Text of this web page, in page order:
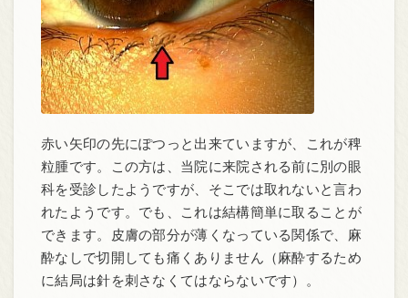
赤い矢印の先にぽつっと出来ていますが、これが稗
粒腫です。この方は、当院に来院される前に別の眼
科を受診したようですが、そこでは取れないと言わ
れたようです。でも、これは結構簡単に取ることが
できます。皮膚の部分が薄くなっている関係で、麻
酔なしで切開しても痛くありません（麻酔するため
に結局は針を刺さなくてはならないです）。